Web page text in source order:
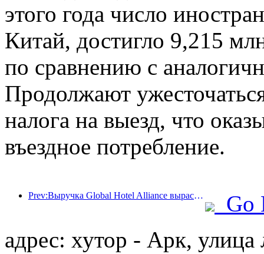
этого года число
Китай, достигло 9,215
по сравнению с
Продолжают
налога на выезд, что
въездное потребление.
Prev:Выручка Global Hotel Alliance вырастет на 15% в первом квартале 2025 года
Go
адрес: хутор - Арк,